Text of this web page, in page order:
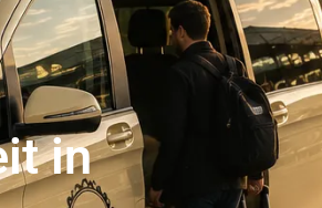
Unser Großraumtaxi Service
Impressum
Mehr
in